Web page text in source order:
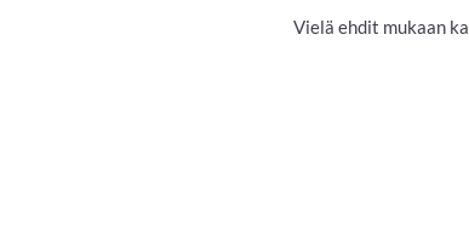
Vielä ehdit mukaan